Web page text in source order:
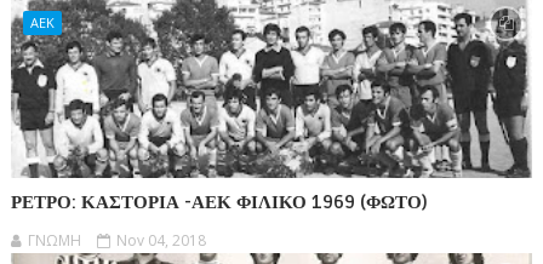
ΑΕΚ
ΡΕΤΡΟ: ΚΑΣΤΟΡΙΑ -ΑΕΚ ΦΙΛΙΚΟ 1969 (ΦΩΤΟ)
ΓΝΩΜΗ Nov 04, 2018